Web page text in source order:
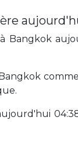
Bangkok
04:38